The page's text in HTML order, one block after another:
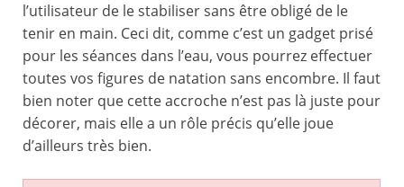
l’utilisateur de le stabiliser sans être obligé de le
tenir en main. Ceci dit, comme c’est un gadget prisé
pour les séances dans l’eau, vous pourrez effectuer
toutes vos figures de natation sans encombre. Il faut
bien noter que cette accroche n’est pas là juste pour
décorer, mais elle a un rôle précis qu’elle joue
d’ailleurs très bien.